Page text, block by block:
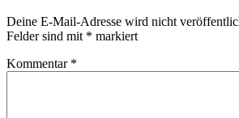
Deine E-Mail-Adresse wird nicht
Felder sind mit * markiert
Kommentar *